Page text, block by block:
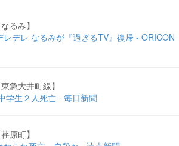
るみ】
デレ なるみが『過ぎるTV』復帰 - ORICON
急大井町線】
学生２人死亡 - 毎日新聞
原町】